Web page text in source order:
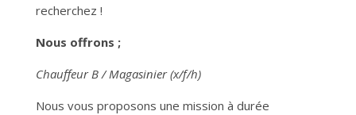
recherchez !
Nous offrons ;
Chauffeur B / Magasinier (x/f/h)
Nous vous proposons une mission à durée